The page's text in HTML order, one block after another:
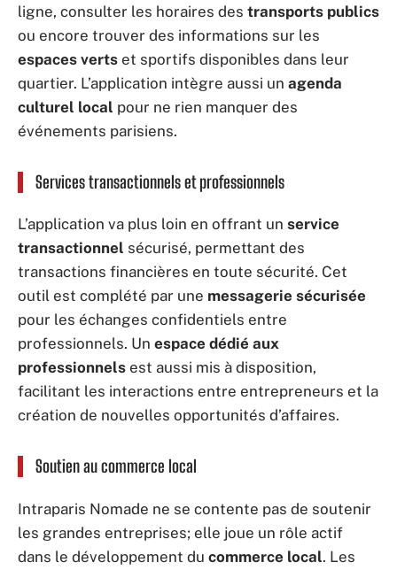
ligne, consulter les horaires des transports publics
ou encore trouver des informations sur les
espaces verts et sportifs disponibles dans leur
quartier. L’application intègre aussi un agenda
culturel local pour ne rien manquer des
événements parisiens.
Services transactionnels et professionnels
L’application va plus loin en offrant un service
transactionnel sécurisé, permettant des
transactions financières en toute sécurité. Cet
outil est complété par une messagerie sécurisée
pour les échanges confidentiels entre
professionnels. Un espace dédié aux
professionnels est aussi mis à disposition,
facilitant les interactions entre entrepreneurs et la
création de nouvelles opportunités d’affaires.
Soutien au commerce local
Intraparis Nomade ne se contente pas de soutenir
les grandes entreprises; elle joue un rôle actif
dans le développement du commerce local. Les